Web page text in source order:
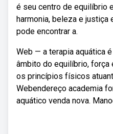
é seu centro de equilíbrio
harmonia, beleza e justiça
pode encontrar a.
Web — a terapia aquática
âmbito do equilíbrio,
os princípios físicos
Webendereço academia
aquático venda nova.